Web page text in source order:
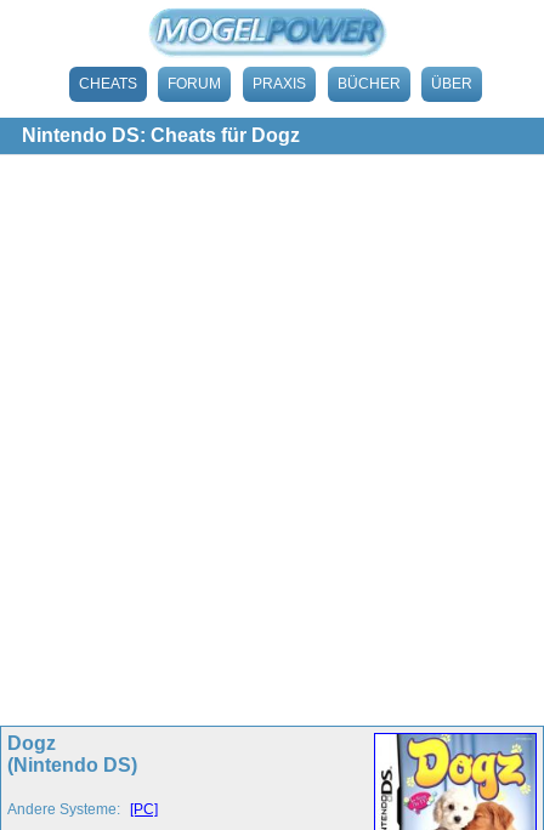
CHEATS FORUM PRAXIS BÜCHER ÜBER
Nintendo DS: Cheats für Dogz
Dogz
(Nintendo DS)
Andere Systeme: [PC]